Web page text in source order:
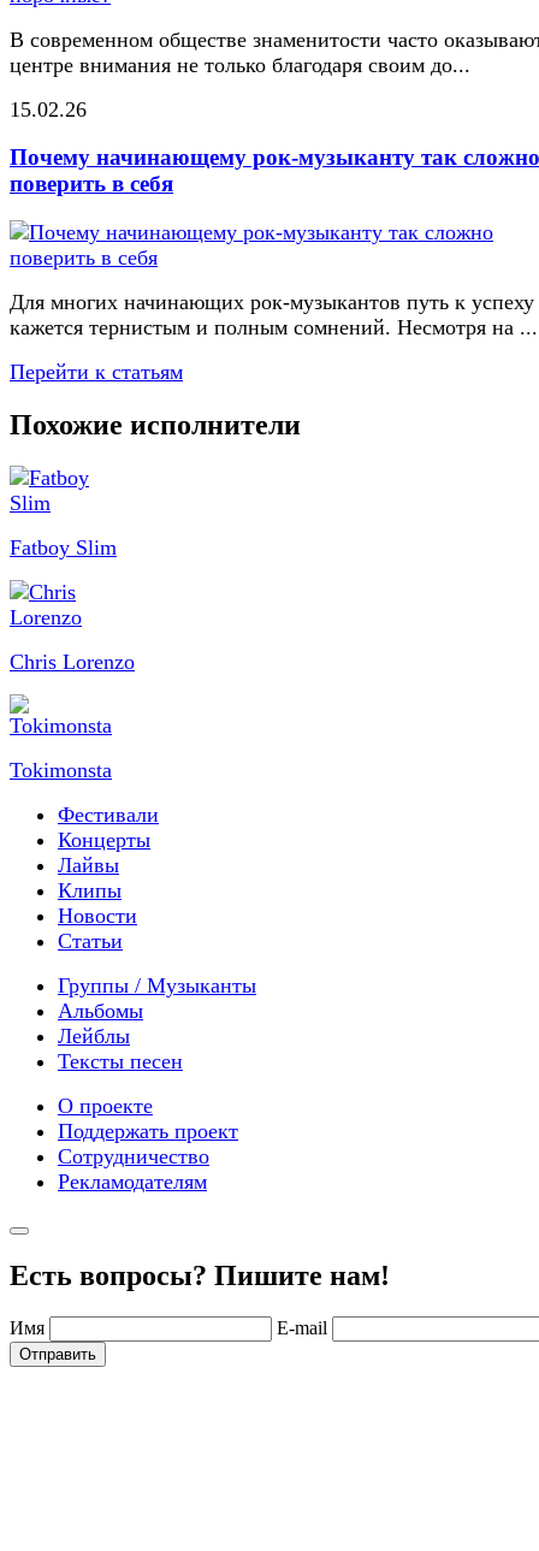
В современном обществе знаменитости часто
центре внимания не только благодаря своим до...
15.02.26
Почему начинающему рок-музыканту так сложно
поверить в себя
Для многих начинающих рок-музыкантов путь к успеху
кажется тернистым и полным сомнений. Несмотря на ...
Перейти к статьям
Похожие исполнители
Fatboy Slim
Chris Lorenzo
Tokimonsta
Фестивали
Концерты
Лайвы
Клипы
Новости
Статьи
Группы / Музыканты
Альбомы
Лейблы
Тексты песен
О проекте
Поддержать проект
Сотрудничество
Рекламодателям
Есть вопросы? Пишите нам!
Имя E-mail